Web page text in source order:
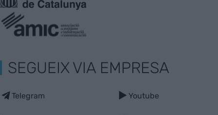
SEGUEIX VIA EMPRESA
Telegram Youtube